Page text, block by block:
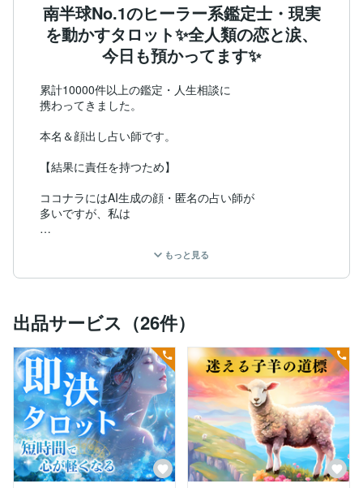
南半球No.1のヒーラー系鑑定士・現実
を動かすタロット✨全人類の恋と涙、
今日も預かってます✨
累計10000件以上の鑑定・人生相談に
携わってきました。
本名＆顔出し占い師です。
【結果に責任を持つため】
ココナラにはAI生成の顔・匿名の占い師が
多いですが、私は
を持ってここにいます。
*··✰⋆｡:ﾟ･*☽:ﾟ･⋆｡✰*··
鑑定を受けたお客様からは
願望実現のご報告が多数届いています。
・1年以上音信不通の相手と3日後に
   再会できた
・「絶対無理」と言われた復縁が叶った
・推し活の芸能人と会えた
・複雑恋愛が動き始めた
もっと見る
出品サービス（26件）